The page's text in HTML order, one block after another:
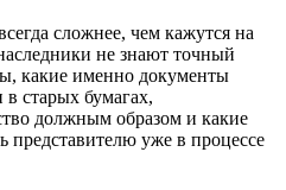
сложнее, чем кажутся на
не знают точный
какие именно документы
старых бумагах,
должным образом и какие
представителю уже в процессе